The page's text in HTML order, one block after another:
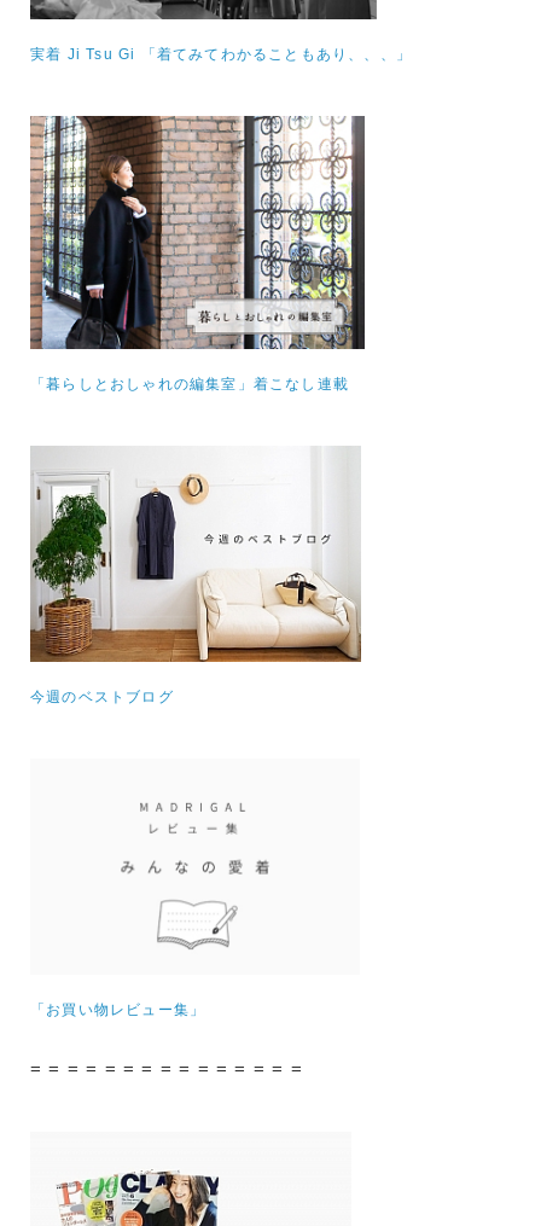
実着 Ji Tsu Gi 「着てみてわかることもあり、、、」
「暮らしとおしゃれの編集室」着こなし連載
今週のベストブログ
「お買い物レビュー集」
= = = = = = = = = = = = = = =